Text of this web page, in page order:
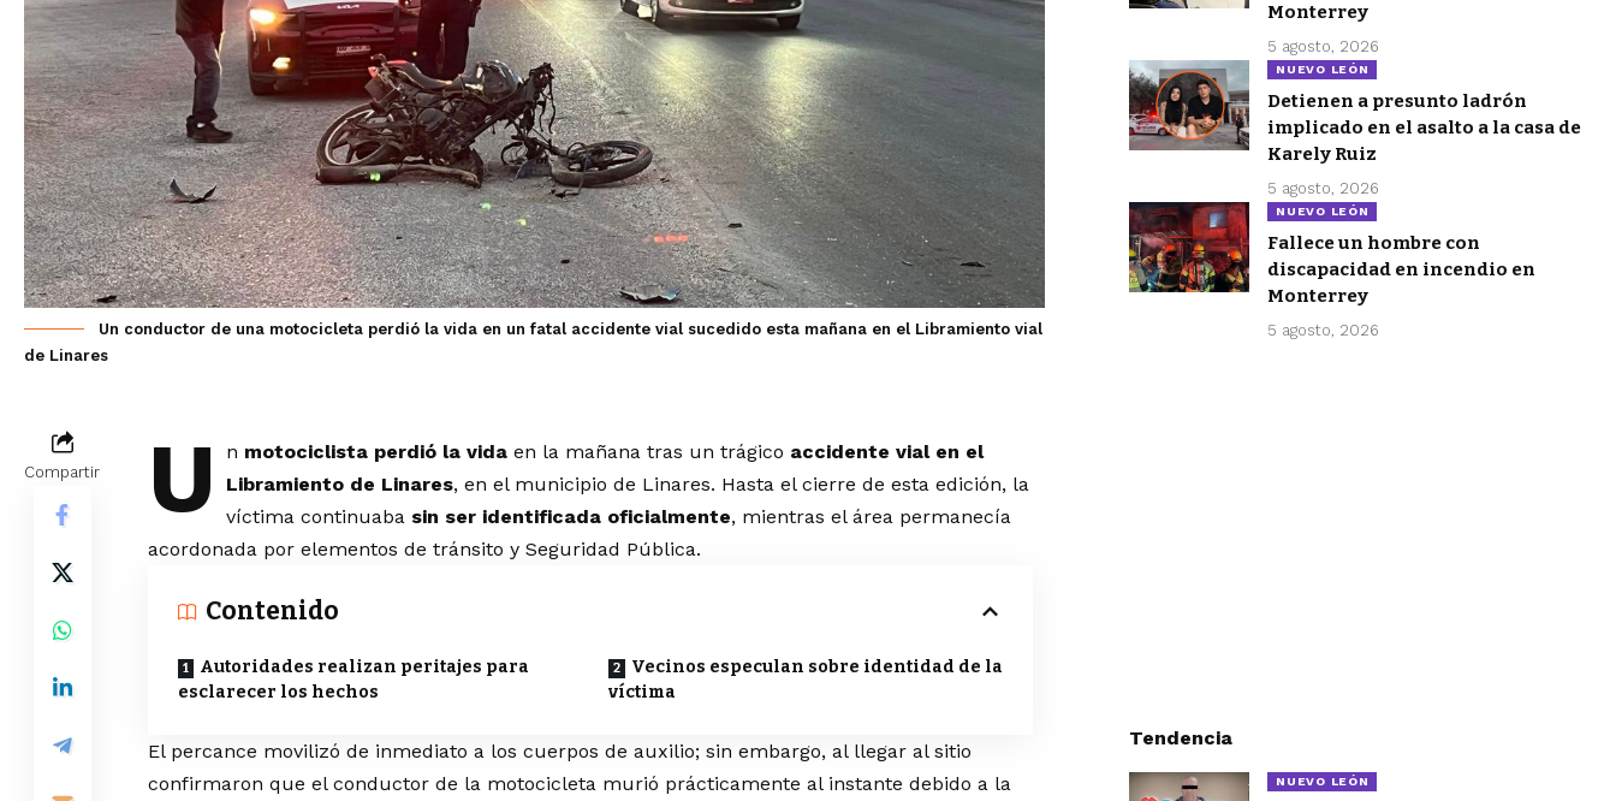
Un conductor de una motocicleta perdió la vida en un fatal accidente vial sucedido esta mañana en el Libramiento vial
de Linares
Compartir U n motociclista perdió la vida en la mañana tras un trágico accidente vial en el
Libramiento de Linares, en el municipio de Linares. Hasta el cierre de esta edición, la
víctima continuaba sin ser identificada oficialmente, mientras el área permanecía
acordonada por elementos de tránsito y Seguridad Pública.
Contenido
Autoridades realizan peritajes para
esclarecer los hechos
Vecinos especulan sobre identidad de la
víctima
El percance movilizó de inmediato a los cuerpos de auxilio; sin embargo, al llegar al sitio
confirmaron que el conductor de la motocicleta murió prácticamente al instante debido a la
Monterrey
5 agosto, 2026
NUEVO LEÓN
Detienen a presunto ladrón
implicado en el asalto a la casa de
Karely Ruiz
5 agosto, 2026
NUEVO LEÓN
Fallece un hombre con
discapacidad en incendio en
Monterrey
5 agosto, 2026
Tendencia
NUEVO LEÓN